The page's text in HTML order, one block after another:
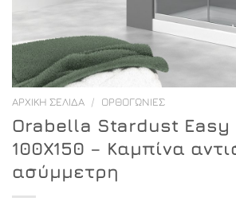
ΑΡΧΙΚΉ ΣΕΛΊΔΑ / ΟΡΘΟΓΏΝΙΕΣ
Orabella Stardust Easy
100X150 – Καμπίνα
ασύμμετρη